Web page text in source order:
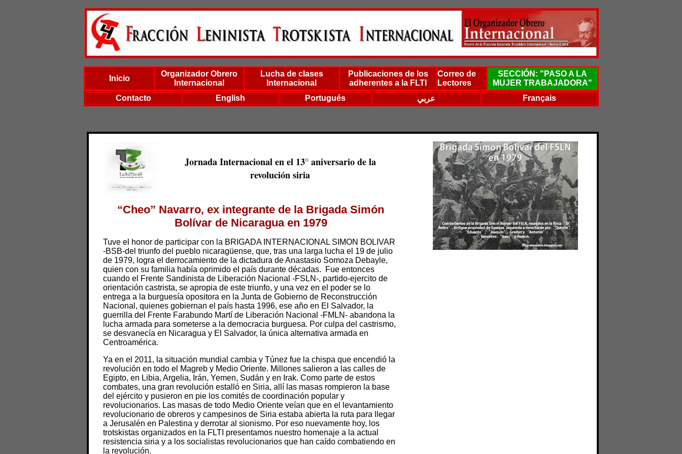
Inicio
Organizador Obrero
Internacional
Lucha de clases
Internacional
Publicaciones de los
adherentes a la FLTI
Correo de
Lectores
SECCIÓN: "PASO A LA
MUJER TRABAJADORA"
Contacto
English Portugués عربي Français
Jornada Internacional en el 13° aniversario de la
revolución siria
“Cheo” Navarro, ex integrante de la Brigada Simón
Bolívar de Nicaragua en 1979
Tuve el honor de participar con la BRIGADA INTERNACIONAL SIMON BOLIVAR
-BSB-del triunfo del pueblo nicaragüense, que, tras una larga lucha el 19 de julio
de 1979, logra el derrocamiento de la dictadura de Anastasio Somoza Debayle,
quien con su familia había oprimido el país durante décadas. Fue entonces
cuando el Frente Sandinista de Liberación Nacional -FSLN-, partido-ejercito de
orientación castrista, se apropia de este triunfo, y una vez en el poder se lo
entrega a la burguesía opositora en la Junta de Gobierno de Reconstrucción
Nacional, quienes gobiernan el país hasta 1996, ese año en El Salvador, la
guerrilla del Frente Farabundo Martí de Liberación Nacional -FMLN- abandona la
lucha armada para someterse a la democracia burguesa. Por culpa del castrismo,
se desvanecía en Nicaragua y El Salvador, la única alternativa armada en
Centroamérica.
Ya en el 2011, la situación mundial cambia y Túnez fue la chispa que encendió la
revolución en todo el Magreb y Medio Oriente. Millones salieron a las calles de
Egipto, en Libia, Argelia, Irán, Yemen, Sudán y en Irak. Como parte de estos
combates, una gran revolución estalló en Siria, allí las masas rompieron la base
del ejército y pusieron en pie los comités de coordinación popular y
revolucionarios. Las masas de todo Medio Oriente veían que en el levantamiento
revolucionario de obreros y campesinos de Siria estaba abierta la ruta para llegar
a Jerusalén en Palestina y derrotar al sionismo. Por eso nuevamente hoy, los
trotskistas organizados en la FLTI presentamos nuestro homenaje a la actual
resistencia siria y a los socialistas revolucionarios que han caído combatiendo en
la revolución.